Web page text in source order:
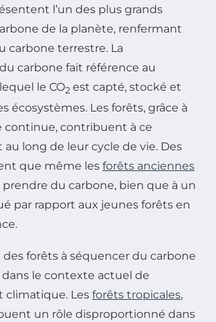
l’un des plus grands
de la planète, renfermant
carbone terrestre. La
carbone fait référence au
le CO2 est capté, stocké et
écosystèmes. Les forêts, grâce à
continue, contribuent à ce
long de leur cycle de vie. Des
que même les forêts anciennes
du carbone, bien que à un
par rapport aux jeunes forêts en
forêts à séquencer du carbone
le contexte actuel de
climatique. Les forêts tropicales,
un rôle disproportionné dans